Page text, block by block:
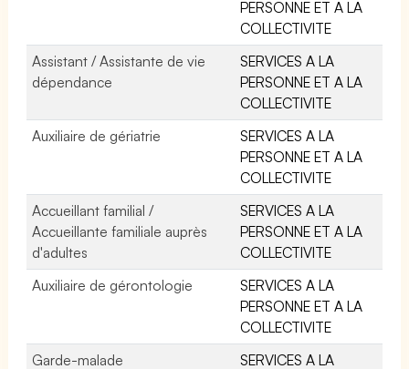
PERSONNE ET A LA
COLLECTIVITE
Assistant / Assistante de vie
dépendance
SERVICES A LA
PERSONNE ET A LA
COLLECTIVITE
Auxiliaire de gériatrie
SERVICES A LA
PERSONNE ET A LA
COLLECTIVITE
Accueillant familial /
Accueillante familiale auprès
d'adultes
SERVICES A LA
PERSONNE ET A LA
COLLECTIVITE
Auxiliaire de gérontologie
SERVICES A LA
PERSONNE ET A LA
COLLECTIVITE
Garde-malade
SERVICES A LA